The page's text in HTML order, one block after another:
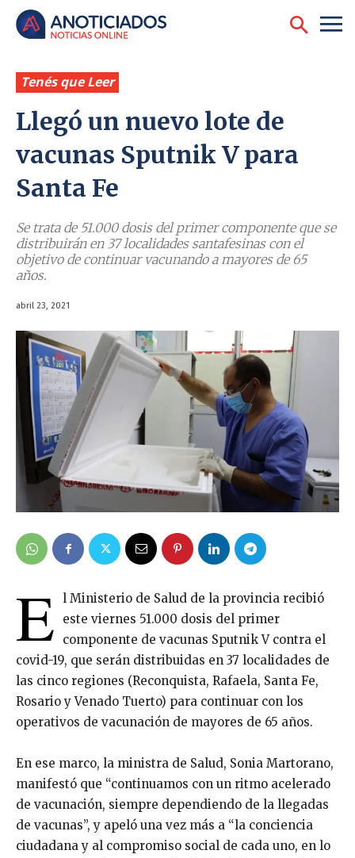
Tenés que Leer
Llegó un nuevo lote de
vacunas Sputnik V para
Santa Fe
Se trata de 51.000 dosis del primer componente que se
distribuirán en 37 localidades santafesinas con el
objetivo de continuar vacunando a mayores de 65
años.
abril 23, 2021
E l Ministerio de Salud de la provincia recibió
este viernes 51.000 dosis del primer
componente de vacunas Sputnik V contra el
covid-19, que serán distribuidas en 37 localidades de
las cinco regiones (Reconquista, Rafaela, Santa Fe,
Rosario y Venado Tuerto) para continuar con los
operativos de vacunación de mayores de 65 años.
En ese marco, la ministra de Salud, Sonia Martorano,
manifestó que “continuamos con un ritmo acelerado
de vacunación, siempre dependiendo de la llegadas
de vacunas”, y apeló una vez más a “la conciencia
ciudadana y al compromiso social de cada uno, en lo